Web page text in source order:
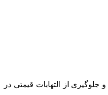
هدف تأمین کالاهای اساسی و جلوگیری از التهابات قیمتی در